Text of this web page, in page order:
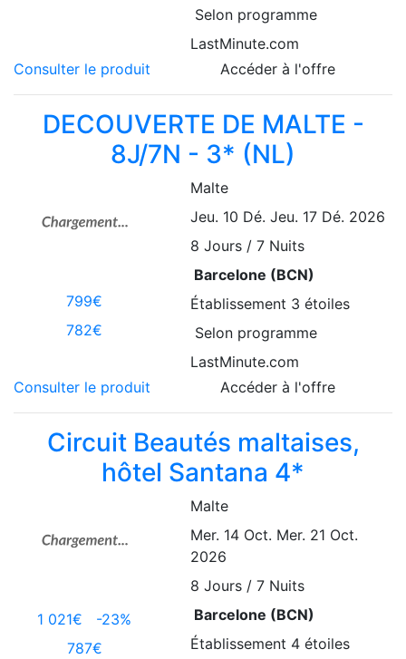
Selon programme
LastMinute.com
Consulter le produit
Accéder à l'offre
DECOUVERTE DE MALTE -
8J/7N - 3* (NL)
799€
782€
Malte
Jeu. 10 Dé. Jeu. 17 Dé. 2026
8 Jours / 7 Nuits
Barcelone (BCN)
Établissement 3 étoiles
Selon programme
LastMinute.com
Consulter le produit
Accéder à l'offre
Circuit Beautés maltaises,
hôtel Santana 4*
1 021€ -23%
787€
Malte
Mer. 14 Oct. Mer. 21 Oct.
2026
8 Jours / 7 Nuits
Barcelone (BCN)
Établissement 4 étoiles